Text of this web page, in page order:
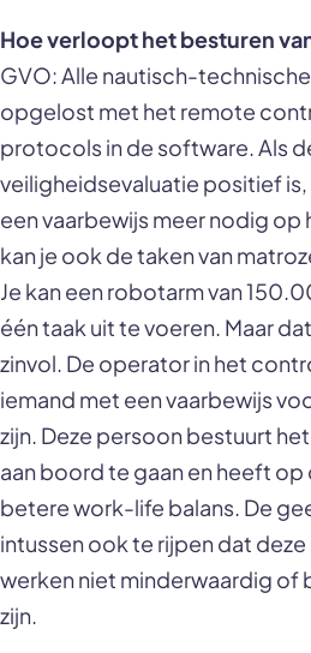
Hoe verloopt het besturen
GVO: Alle nautisch-
opgelost met het remote
protocols in de software. Als
veiligheidsevaluatie positief is,
een vaarbewijs meer nodig op
kan je ook de taken van
Je kan een robotarm van
één taak uit te voeren. Maar
zinvol. De operator in het
iemand met een vaarbewijs
zijn. Deze persoon bestuurt
aan boord te gaan en heeft op
betere work-life balans. De
intussen ook te rijpen dat
werken niet minderwaardig
zijn.